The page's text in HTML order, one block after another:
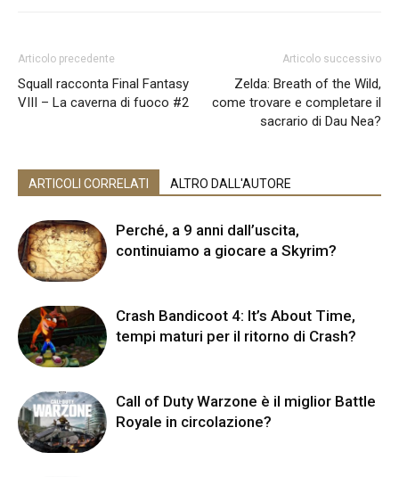
Articolo precedente
Squall racconta Final Fantasy
VIII – La caverna di fuoco #2
Articolo successivo
Zelda: Breath of the Wild,
come trovare e completare il
sacrario di Dau Nea?
ARTICOLI CORRELATI ALTRO DALL'AUTORE
Perché, a 9 anni dall’uscita,
continuiamo a giocare a Skyrim?
Crash Bandicoot 4: It’s About Time,
tempi maturi per il ritorno di Crash?
Call of Duty Warzone è il miglior Battle
Royale in circolazione?